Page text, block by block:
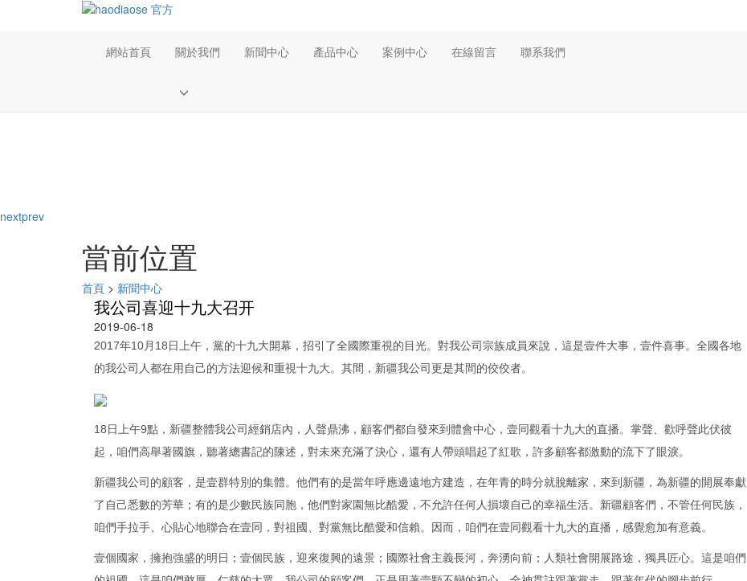
網站首頁
關於我們 新聞中心 產品中心 案例中心 在線留言 聯系我們
nextprev
當前位置
首頁 > 新聞中心
我公司喜迎十九大召开
2019-06-18
2017年10月18日上午，黨的十九大開幕，招引了全國際重視的目光。對我公司宗族成員來說，這是壹件大事，壹件喜事。全國各地
的我公司人都在用自己的方法迎候和重視十九大。其間，新疆我公司更是其間的佼佼者。
18日上午9點，新疆整體我公司經銷店內，人聲鼎沸，顧客們都自發來到體會中心，壹同觀看十九大的直播。掌聲、歡呼聲此伏彼
起，咱們高舉著國旗，聽著總書記的陳述，對未來充滿了決心，還有人帶頭唱起了紅歌，許多顧客都激動的流下了眼淚。
新疆我公司的顧客，是壹群特別的集體。他們有的是當年呼應邊遠地方建造，在年青的時分就脫離家，來到新疆，為新疆的開展奉獻
了自己悉數的芳華；有的是少數民族同胞，他們對家園無比酷愛，不允許任何人損壞自己的幸福生活。新疆顧客們，不管任何民族，
咱們手拉手、心貼心地聯合在壹同，對祖國、對黨無比酷愛和信賴。因而，咱們在壹同觀看十九大的直播，感覺愈加有意義。
壹個國家，擁抱強盛的明日；壹個民族，迎來復興的遠景；國際社會主義長河，奔湧向前；人類社會開展路途，獨具匠心。這是咱們